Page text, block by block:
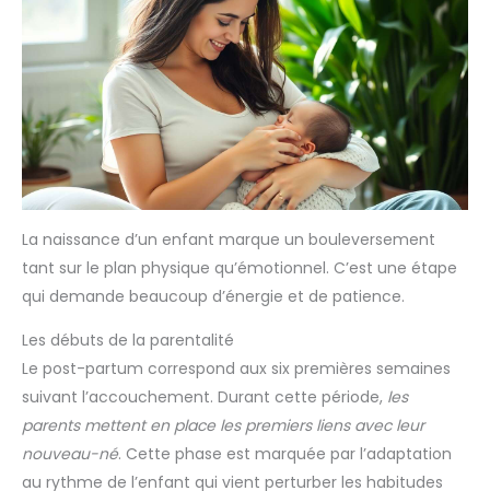
La naissance d’un enfant marque un bouleversement
tant sur le plan physique qu’émotionnel. C’est une étape
qui demande beaucoup d’énergie et de patience.
Les débuts de la parentalité
Le post-partum correspond aux six premières semaines
suivant l’accouchement. Durant cette période, les
parents mettent en place les premiers liens avec leur
nouveau-né. Cette phase est marquée par l’adaptation
au rythme de l’enfant qui vient perturber les habitudes